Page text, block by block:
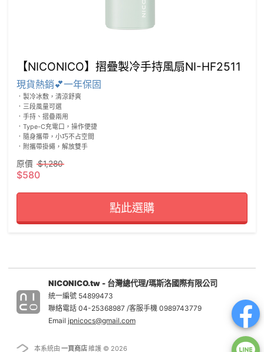
【NICONICO】摺疊製冷手持風扇NI-HF2511
現貨熱銷💕一年保固
．製冷冰敷，清涼舒爽
．三段風量可選
．手持、摺疊兩用
．Type-C充電口，操作便捷
．隨身攜帶，小巧不占空間
原價 $1,280
$580
點此選購
NICONICO.tw - 台灣總代理/瑪斯洛國際有限公司
統一編號 54899473
聯絡電話 04-25368987 /客服手機 0989743779
Email jpnicocs@gmail.com
本系統由 一頁商店維護 © 2026